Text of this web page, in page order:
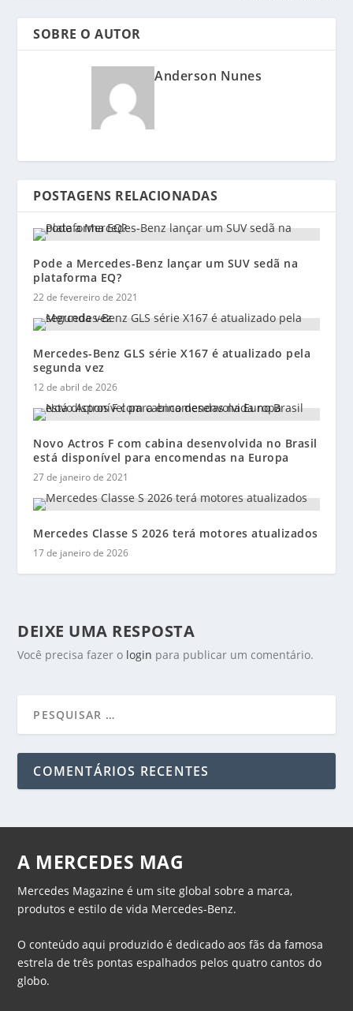
SOBRE O AUTOR
Anderson Nunes
POSTAGENS RELACIONADAS
Pode a Mercedes-Benz lançar um SUV sedã na
plataforma EQ?
22 de fevereiro de 2021
Mercedes-Benz GLS série X167 é atualizado pela
segunda vez
12 de abril de 2026
Novo Actros F com cabina desenvolvida no Brasil
está disponível para encomendas na Europa
27 de janeiro de 2021
Mercedes Classe S 2026 terá motores atualizados
17 de janeiro de 2026
DEIXE UMA RESPOSTA
Você precisa fazer o login para publicar um comentário.
COMENTÁRIOS RECENTES
A MERCEDES MAG
Mercedes Magazine é um site global sobre a marca,
produtos e estilo de vida Mercedes-Benz.
O conteúdo aqui produzido é dedicado aos fãs da famosa
estrela de três pontas espalhados pelos quatro cantos do
globo.